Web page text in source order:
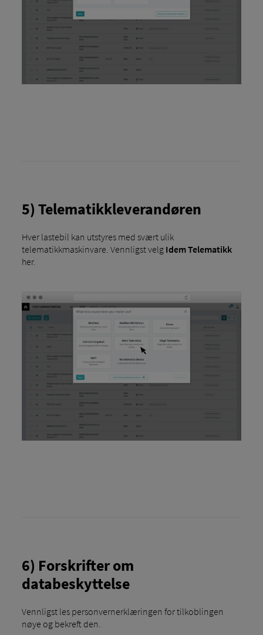
5) Telematikkleverandøren
Hver lastebil kan utstyres med svært ulik
telematikkmaskinvare. Vennligst velg Idem Telematikk
her.
6) Forskrifter om
databeskyttelse
Vennligst les personvernerklæringen for tilkoblingen
nøye og bekreft den.